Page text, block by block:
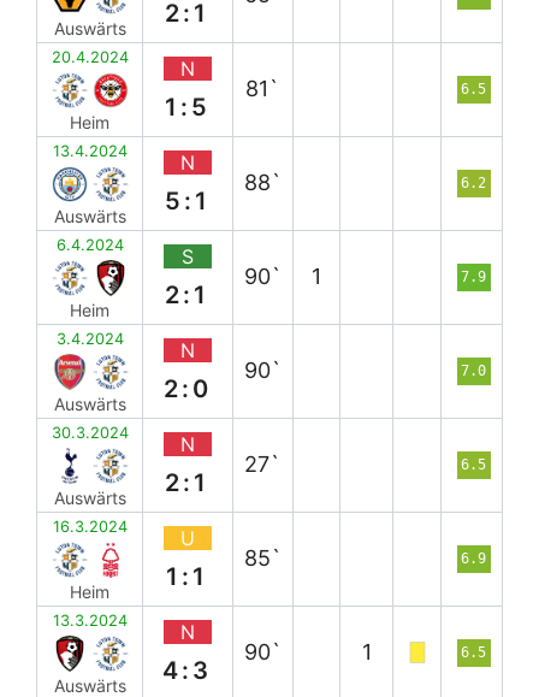
Auswärts
2:1
20.4.2024
Heim
N
1:5
81` 6.5
13.4.2024
Auswärts
N
5:1
88` 6.2
6.4.2024
Heim
S
2:1
90` 1 7.9
3.4.2024
Auswärts
N
2:0
90` 7.0
30.3.2024
Auswärts
N
2:1
27` 6.5
16.3.2024
Heim
U
1:1
85` 6.9
13.3.2024
Auswärts
N
4:3
90` 1 6.5